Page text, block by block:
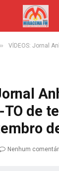
» VÍDEOS: Jornal Anhanguera 2ª
TO de
Nenhum